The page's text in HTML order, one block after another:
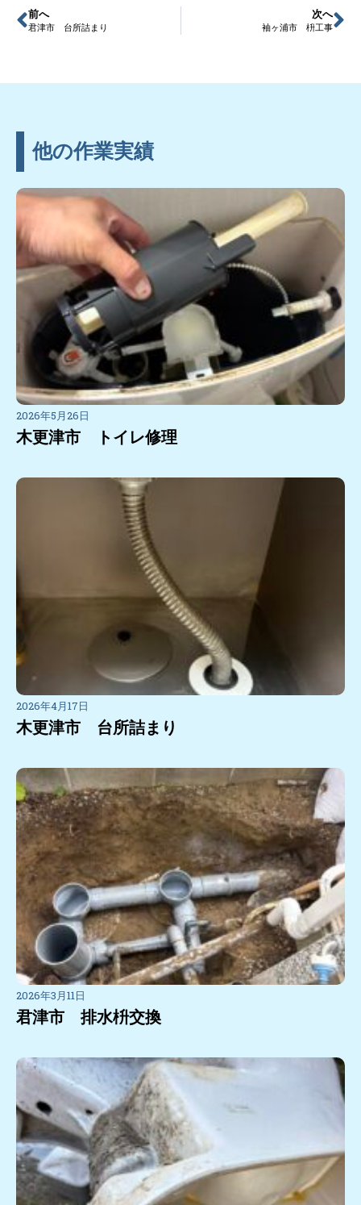
前へ
君津市 台所詰まり
次へ
袖ヶ浦市 枡工事
他の作業実績
木更津市 トイレ修理
2026年5月26日
木更津市 台所詰まり
2026年4月17日
君津市 排水枡交換
2026年3月11日